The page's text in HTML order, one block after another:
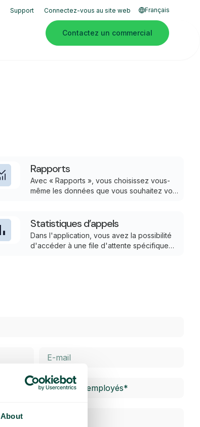
About
Support Connectez-vous au site web Français
Contactez un commercial
Rapports
Avec « Rapports », vous choisissez vous-
même les données que vous souhaitez voir,
l’emploi immédiatement ou envoyés sous
forme d’e-mails planifiés.
Statistiques d’appels
Dans l'application, vous avez la possibilité
d'accéder à une file d'attente spécifique